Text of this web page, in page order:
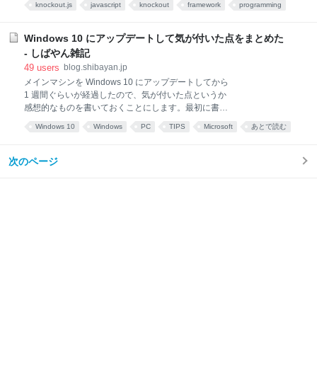
が、Azure の管理ポータルから Web サイトを作成する
ソートで順番を入れ替えた場合に DOM の再生成を行
対して text バインディングを設定可能になったようで
す。 <!-- 今までは親タグが必要だった --> <span data-
bind="text: fullName"></span> <!-- ko 2.2.0 から仮想要
<!-- /ko --> 個人的には仮想要素が好きなので、この実
装は嬉しいですね。 最近は ASP.NET MVC でも Single
Page Applica
knockout.js javascript knockout framework programming
Windows 10 にアップデートして気が付いた点をまとめた
- しばやん雑記
49 users blog.shibayan.jp
メインマシンを Windows 10 にアップデートしてから
1 週間ぐらいが経過したので、気が付いた点というか
感想的なものを書いておくことにします。最初に書い
ショートカットが、Windows 10 にしてから引っかか
Windows 10 Windows PC TIPS Microsoft あとで読む
次のページ